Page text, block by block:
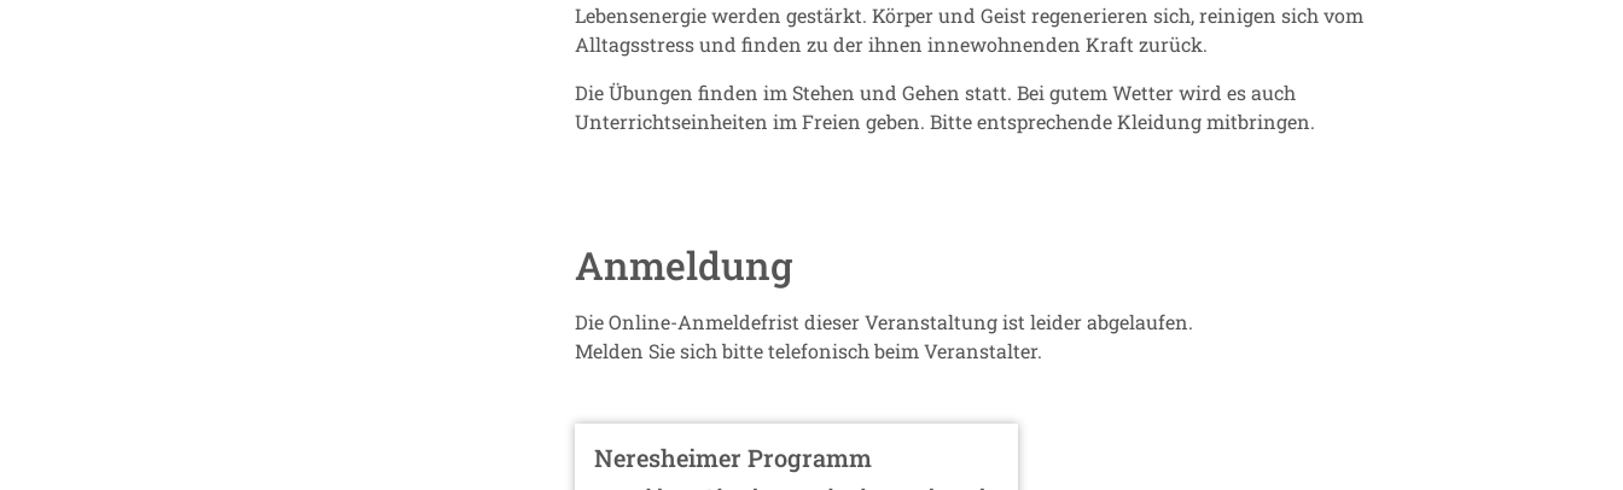
Lebensenergie werden gestärkt. Körper und Geist regenerieren sich, reinigen sich vom
Alltagsstress und finden zu der ihnen innewohnenden Kraft zurück.
Die Übungen finden im Stehen und Gehen statt. Bei gutem Wetter wird es auch
Unterrichtseinheiten im Freien geben. Bitte entsprechende Kleidung mitbringen.
Anmeldung
Die Online-Anmeldefrist dieser Veranstaltung ist leider abgelaufen.
Melden Sie sich bitte telefonisch beim Veranstalter.
Neresheimer Programm